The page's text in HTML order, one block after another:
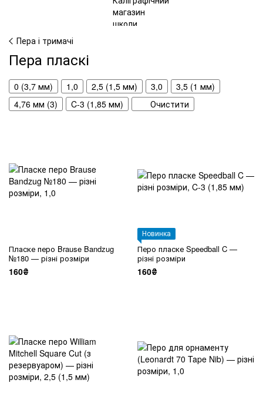
Пера і тримачі
Пера пласкі
0 (3,7 мм) 1,0 2,5 (1,5 мм) 3,0
3,5 (1 мм)
4,76 мм (3)
C-3 (1,85 мм) Очистити
Пласке перо Brause Bandzug
№180 — різні розміри
160₴
Новинка
Перо пласке Speedball C —
різні розміри
160₴